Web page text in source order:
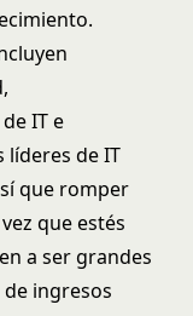
IT e
líderes de IT
que romper
que estés
a ser grandes
ingresos